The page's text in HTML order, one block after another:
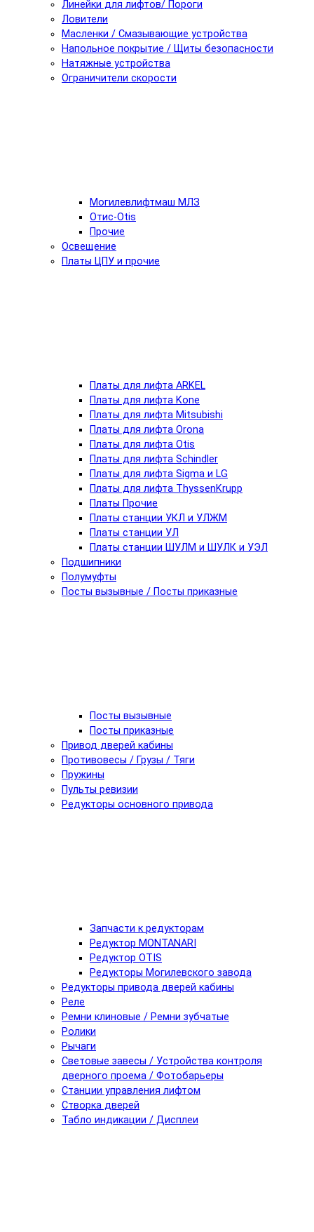
Линейки для лифтов/ Пороги
Ловители
Масленки / Смазывающие устройства
Напольное покрытие / Щиты безопасности
Натяжные устройства
Ограничители скорости
Могилевлифтмаш МЛЗ
Отис-Otis
Прочие
Освещение
Платы ЦПУ и прочие
Платы для лифта ARKEL
Платы для лифта Kone
Платы для лифта Mitsubishi
Платы для лифта Orona
Платы для лифта Otis
Платы для лифта Schindler
Платы для лифта Sigma и LG
Платы для лифта ThyssenKrupp
Платы Прочие
Платы станции УКЛ и УЛЖМ
Платы станции УЛ
Платы станции ШУЛМ и ШУЛК и УЭЛ
Подшипники
Полумуфты
Посты вызывные / Посты приказные
Посты вызывные
Посты приказные
Привод дверей кабины
Противовесы / Грузы / Тяги
Пружины
Пульты ревизии
Редукторы основного привода
Запчасти к редукторам
Редуктор MONTANARI
Редуктор OTIS
Редукторы Могилевского завода
Редукторы привода дверей кабины
Реле
Ремни клиновые / Ремни зубчатые
Ролики
Рычаги
Световые завесы / Устройства контроля
дверного проема / Фотобарьеры
Станции управления лифтом
Створка дверей
Табло индикации / Дисплеи